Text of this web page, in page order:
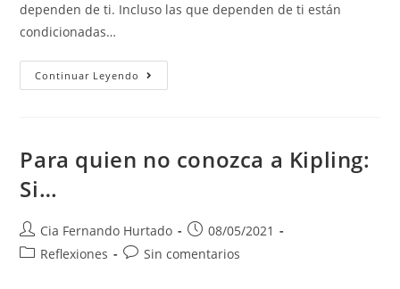
dependen de ti. Incluso las que dependen de ti están
condicionadas…
Continuar Leyendo
Para quien no conozca a Kipling:
Si…
Cia Fernando Hurtado
08/05/2021
Reflexiones
Sin comentarios